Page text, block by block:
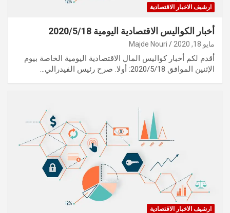
ارشيف الاخبار الاقتصادية
أخبار الكواليس الاقتصادية اليومية 2020/5/18
مايو 18, 2020 Majde Nouri
أقدم لكم أخبار كواليس المال الاقتصادية اليومية الخاصة بيوم
الإثنين الموافق 2020/5/18: أولا. صرح رئيس الفيدرالي…
ارشيف الاخبار الاقتصادية